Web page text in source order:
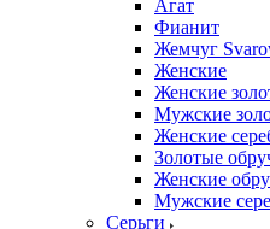
Агат
Фианит
Жемчуг
Женские
Женские
Мужские
Женские
Золотые
Женские
Мужские
Серьги